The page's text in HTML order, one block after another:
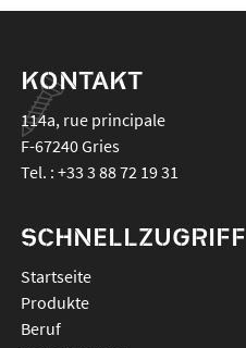
KONTAKT
114a, rue principale
F-67240Gries
Tel. : +33 3 88 72 19 31
SCHNELLZUGRIFF
Startseite
Produkte
Beruf